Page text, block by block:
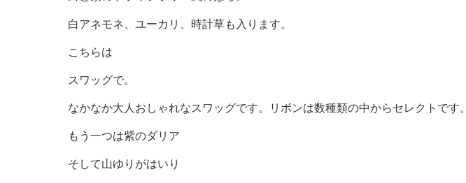
白アネモネ、ユーカリ、時計草も入ります。
こちらは
スワッグで。
なかなか大人おしゃれなスワッグです。リボンは数種類の中からセレクトです。
もう一つは紫のダリア
そして山ゆりがはいり